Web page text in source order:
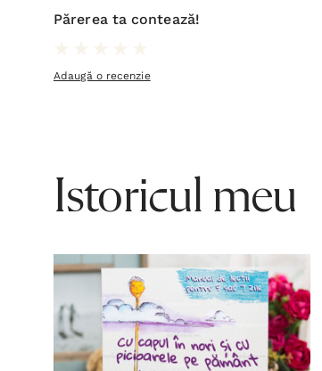
Părerea ta contează!
Adaugă o recenzie
Istoricul meu